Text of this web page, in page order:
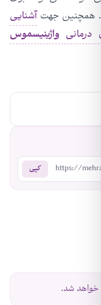
همچنین جهتآشنایی
درمانی واژینیسموس
https:// کپی
خواهد شد.